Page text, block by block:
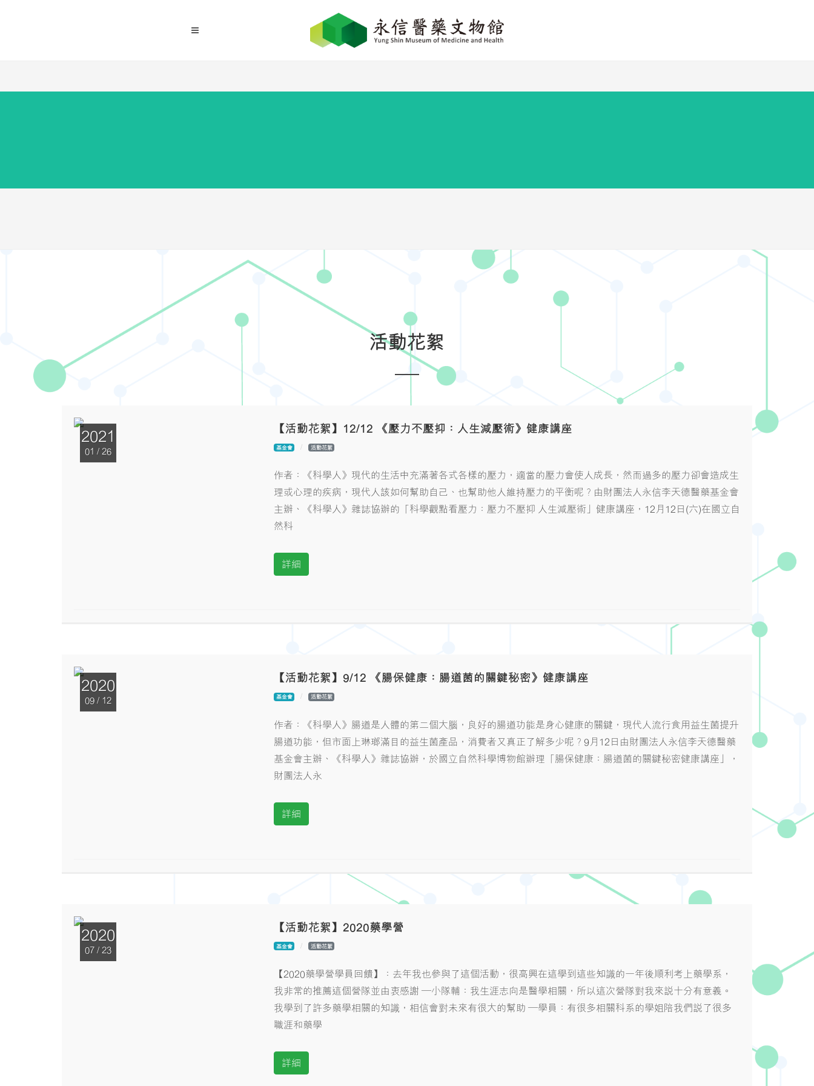
活動花絮
2021
01 / 26
【活動花絮】12/12 《壓力不壓抑：人生減壓術》健康講座
基金會 活動花絮
作者：《科學人》現代的生活中充滿著各式各樣的壓力，適當的壓力會使人成長，然而過多的壓力卻會造成生
理或心理的疾病，現代人該如何幫助自己、也幫助他人維持壓力的平衡呢？由財團法人永信李天德醫藥基金會
主辦、《科學人》雜誌協辦的「科學觀點看壓力：壓力不壓抑 人生減壓術」健康講座，12月12日(六)在國立自
然科
詳細
2020
09 / 12
【活動花絮】9/12 《腸保健康：腸道菌的關鍵秘密》健康講座
基金會 活動花絮
作者：《科學人》腸道是人體的第二個大腦，良好的腸道功能是身心健康的關鍵，現代人流行食用益生菌提升
腸道功能，但市面上琳瑯滿目的益生菌產品，消費者又真正了解多少呢？9月12日由財團法人永信李天德醫藥
基金會主辦、《科學人》雜誌協辦，於國立自然科學博物館辦理「腸保健康：腸道菌的關鍵秘密健康講座」，
財團法人永
詳細
2020
07 / 23
【活動花絮】2020藥學營
基金會 活動花絮
【2020藥學營學員回饋】：去年我也參與了這個活動，很高興在這學到這些知識的一年後順利考上藥學系，
我非常的推薦這個營隊並由衷感謝 ─小隊輔：我生涯志向是醫學相關，所以這次營隊對我來說十分有意義。
我學到了許多藥學相關的知識，相信會對未來有很大的幫助 ─學員：有很多相關科系的學姐陪我們說了很多
職涯和藥學
詳細